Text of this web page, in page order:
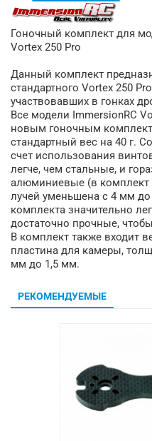
Гоночный комплект для
Vortex 250 Pro
Данный комплект
стандартного Vortex 250
участвовавших в гонках
Все модели ImmersionRC
новым гоночным
стандартный вес на 40 г.
счет использования
легче, чем стальные, и
алюминиевые (в комплект
лучей уменьшена с 4 мм
комплекта значительно
достаточно прочные,
В комплект также входит
пластина для камеры,
мм до 1,5 мм.
РЕКОМЕНДУЕМЫЕ